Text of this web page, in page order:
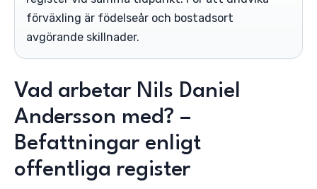
förväxling är födelseår och bostadsort
avgörande skillnader.
Vad arbetar Nils Daniel
Andersson med? –
Befattningar enligt
offentliga register